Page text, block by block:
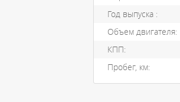
Год выпуска :
Объем двигателя:
КПП:
Пробег, км: